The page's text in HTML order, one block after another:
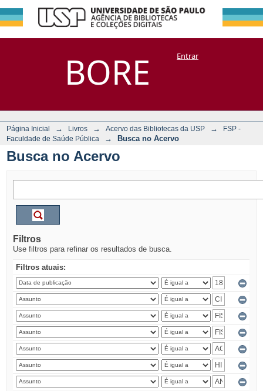
BORE
Busca no Acervo
DSpace/Manakin + CoriscoEntrar
Página Inicial → Livros → Acervo das Bibliotecas da USP →
FSP -
Faculdade de Saúde Pública
→ Busca no Acervo
Busca no Acervo
Filtros
Use filtros para refinar os resultados de busca.
Filtros atuais: